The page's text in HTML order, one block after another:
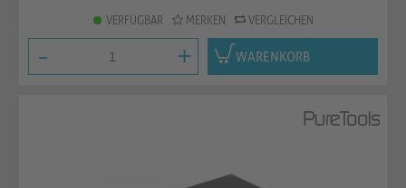
VERFÜGBAR MERKEN VERGLEICHEN
- + WARENKORB